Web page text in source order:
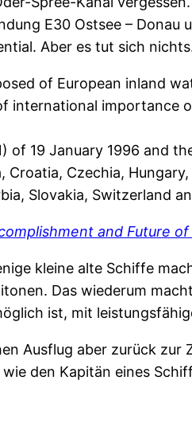
E30 Ostsee – Donau
Aber es tut sich
of European inland
international importance
19 January 1996 and
Croatia, Czechia,
Slovakia, Switzerland
and Future
kleine alte Schiffe
Das wiederum
ist, mit
Ausflug aber zurück
den Kapitän eines